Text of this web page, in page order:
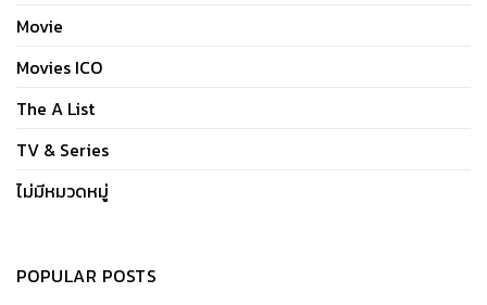
Movie
Movies ICO
The A List
TV & Series
ไม่มีหมวดหมู่
POPULAR POSTS